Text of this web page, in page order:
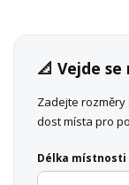
📐 Vejde
Zadejte
dost místa pro
Délka místnosti